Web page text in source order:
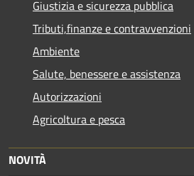
Giustizia e sicurezza pubblica
Tributi,finanze e contravvenzioni
Ambiente
Salute, benessere e assistenza
Autorizzazioni
Agricoltura e pesca
NOVITÀ